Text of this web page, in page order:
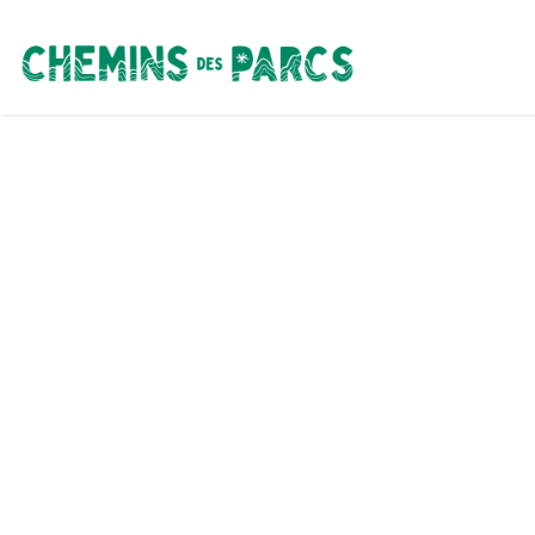
Chemins des Parcs